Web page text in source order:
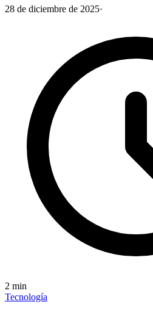
28 de diciembre de 2025·
2 min
Tecnología